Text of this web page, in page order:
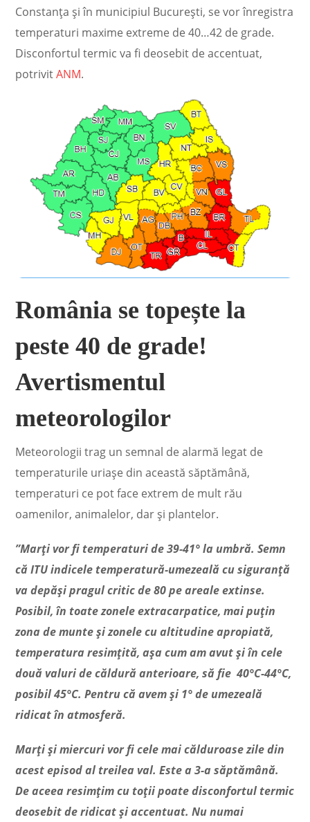
Constanța și în municipiul București, se vor înregistra
temperaturi maxime extreme de 40…42 de grade.
Disconfortul termic va fi deosebit de accentuat,
potrivitANM.
România se topește la
peste 40 de grade!
Avertismentul
meteorologilor
Meteorologii trag un semnal de alarmă legat de
temperaturile uriașe din această săptămână,
temperaturi ce pot face extrem de mult rău
oamenilor, animalelor, dar și plantelor.
”Marți vor fi temperaturi de 39-41° la umbră. Semn
că ITU indicele temperatură-umezeală cu siguranță
va depăși pragul critic de 80 pe areale extinse.
Posibil, în toate zonele extracarpatice, mai puțin
zona de munte și zonele cu altitudine apropiată,
temperatura resimțită, așa cum am avut și în cele
două valuri de căldură anterioare, să fie 40°C-44°C,
posibil 45°C. Pentru că avem și 1° de umezeală
ridicat în atmosferă.
Marți și miercuri vor fi cele mai călduroase zile din
acest episod al treilea val. Este a 3-a săptămână.
De aceea resimțim cu toții poate disconfortul termic
deosebit de ridicat și accentuat. Nu numai